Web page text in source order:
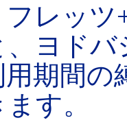
レッツ
、ヨド
用期間の
す。